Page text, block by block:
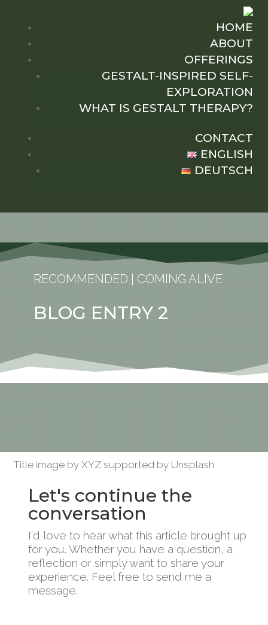
HOME
ABOUT
OFFERINGS
GESTALT-INSPIRED SELF-
EXPLORATION
WHAT IS GESTALT THERAPY?
CONTACT
ENGLISH
DEUTSCH
RECOMMENDED COMING ALIVE
BLOG ENTRY 2
Title image by XYZ supported by Unsplash
Let's continue the
conversation
I'd love to hear what this article brought up
for you. Whether you have a question, a
reflection or simply want to share your
experience. Feel free to send me a
message.